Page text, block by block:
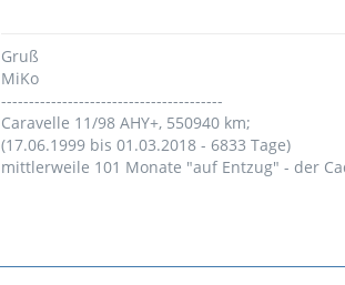
Gruß
MiKo
----------------------------------------
Caravelle 11/98 AHY+, 550940 km;
(17.06.1999 bis 01.03.2018 - 6833 Tage)
mittlerweile 101 Monate "auf Entzug" - der